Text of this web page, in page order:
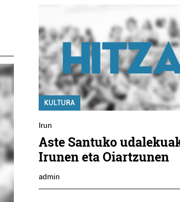
KULTURA
Irun
Aste Santuko
Irunen eta Oiartzunen
admin